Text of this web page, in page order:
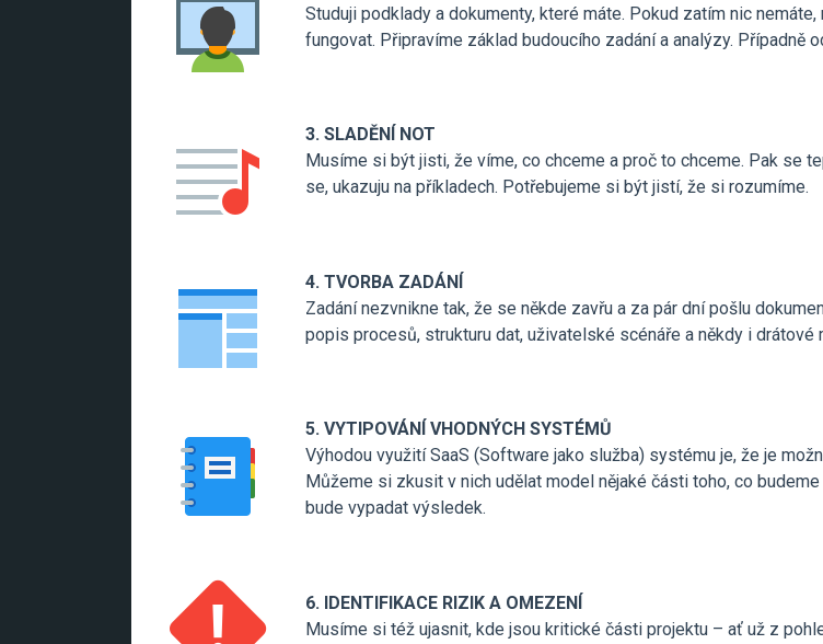
Studuji podklady a dokumenty, které máte. Pokud zatím nic
fungovat. Připravíme základ budoucího zadání a analýzy. Případně
3. SLADĚNÍ NOT
Musíme si být jisti, že víme, co chceme a proč to chceme. Pak se
se, ukazuju na příkladech. Potřebujeme si být jistí, že si rozumíme.
4. TVORBA ZADÁNÍ
Zadání nezvnikne tak, že se někde zavřu a za pár dní pošlu
popis procesů, strukturu dat, uživatelské scénáře a někdy i
5. VYTIPOVÁNÍ VHODNÝCH SYSTÉMŮ
Výhodou využití SaaS (Software jako služba) systému je, že je
Můžeme si zkusit v nich udělat model nějaké části toho, co
bude vypadat výsledek.
6. IDENTIFIKACE RIZIK A OMEZENÍ
Musíme si též ujasnit, kde jsou kritické části projektu – ať už z